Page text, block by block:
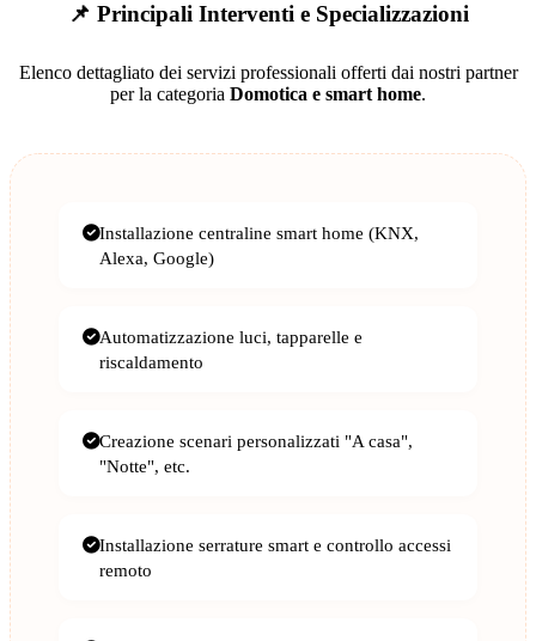
📌 Principali Interventi e Specializzazioni
Elenco dettagliato dei servizi professionali offerti dai nostri partner
per la categoria Domotica e smart home.
Installazione centraline smart home (KNX,
Alexa, Google)
Automatizzazione luci, tapparelle e
riscaldamento
Creazione scenari personalizzati "A casa",
"Notte", etc.
Installazione serrature smart e controllo accessi
remoto